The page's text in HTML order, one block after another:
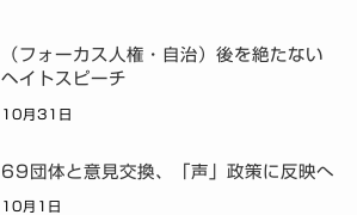
（フォーカス人権・自治）後を絶たない
ヘイトスピーチ
10月31日
69団体と意見交換、「声」政策に反映へ
10月1日